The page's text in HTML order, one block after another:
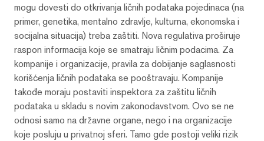
mogu dovesti do otkrivanja ličnih podataka pojedinaca (na
primer, genetika, mentalno zdravlje, kulturna, ekonomska i
socijalna situacija) treba zaštiti. Nova regulativa proširuje
raspon informacija koje se smatraju ličnim podacima. Za
kompanije i organizacije, pravila za dobijanje saglasnosti
korišćenja ličnih podataka se pooštravaju. Kompanije
takođe moraju postaviti inspektora za zaštitu ličnih
podataka u skladu s novim zakonodavstvom. Ovo se ne
odnosi samo na državne organe, nego i na organizacije
koje posluju u privatnoj sferi. Tamo gde postoji veliki rizik